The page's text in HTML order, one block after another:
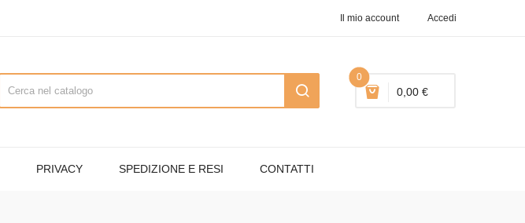
Il mio account Accedi
0
0,00 €
PRIVACY SPEDIZIONE E RESI CONTATTI